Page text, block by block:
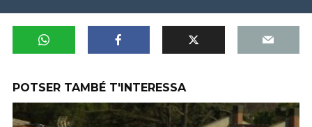
POTSER TAMBÉ T'INTERESSA